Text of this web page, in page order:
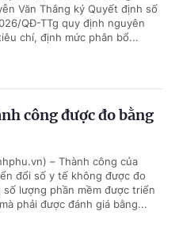
Văn Thắng ký Quyết định số
QĐ-TTg quy định nguyên
chí, định mức phân bổ...
công được đo bằng
– Thành công của
đổi số y tế không được đo
số lượng phần mềm được triển
phải được đánh giá bằng...